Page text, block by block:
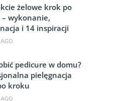
żelowe krok po
wykonanie,
i 14 inspiracji
pedicure w domu?
pielęgnacja
kroku